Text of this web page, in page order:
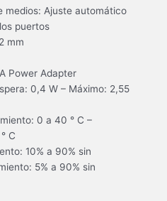
medios: Ajuste automático
puertos
mm
Power Adapter
0,4 W – Máximo: 2,55
0 a 40 ° C –
C
10% a 90% sin
5% a 90% sin